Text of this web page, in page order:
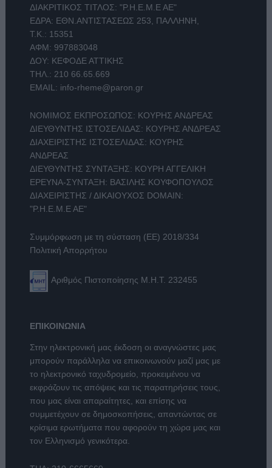
ΔΙΑΚΡΙΤΙΚΟΣ ΤΙΤΛΟΣ: "Ρ.Η.Ε.Μ.Ε ΑΕ"
ΕΔΡΑ: ΕΘΝ.ΑΝΤΙΣΤΑΣΕΩΣ 253, ΠΑΛΛΗΝΗ,
Τ.Κ.: 15351
ΑΦΜ: 997883048
ΔΟΥ: ΚΕΦΟΔΕ ΑΤΤΙΚΗΣ
ΤΗΛ.: 210 66.65.669
EMAIL: info-rheme@paron.gr
ΝΟΜΙΜΟΣ ΕΚΠΡΟΣΩΠΟΣ: ΚΟΥΡΗΣ ΑΝΔΡΕΑΣ
ΔΙΕΥΘΥΝΤΗΣ ΙΣΤΟΣΕΛΙΔΑΣ: ΚΟΥΡΗΣ ΑΝΔΡΕΑΣ
ΔΙΑΧΕΙΡΙΣΤΗΣ ΙΣΤΟΣΕΛΙΔΑΣ: ΚΟΥΡΗΣ
ΑΝΔΡΕΑΣ
ΔΙΕΥΘΥΝΤΗΣ ΣΥΝΤΑΞΗΣ: ΚΟΥΡΗ ΑΓΓΕΛΙΚΗ
ΕΡΕΥΝΑ-ΣΥΝΤΑΞΗ: ΒΑΣΙΛΗΣ ΚΟΥΦΟΠΟΥΛΟΣ
ΔΙΑΧΕΙΡΙΣΤΗΣ / ΔΙΚΑΙΟΥΧΟΣ DOMAIN:
"Ρ.Η.Ε.Μ.Ε ΑΕ"
Συμμόρφωση με τη σύσταση (ΕΕ) 2018/334
Πολιτική Απορρήτου
Αριθμός Πιστοποίησης Μ.Η.Τ. 232455
ΕΠΙΚΟΙΝΩΝΙΑ
Στην ηλεκτρονική μας έκδοση οι αναγνώστες μας
μπορούν παράλληλα να επικοινωνούν μαζί μας με
το ηλεκτρονικό ταχυδρομείο, προκειμένου να
εκφράζουν τις απόψεις και τις παρατηρήσεις τους,
που μας είναι απαραίτητες, και επίσης να
συμμετέχουν σε δημοσκοπήσεις, απαντώντας σε
κρίσιμα ερωτήματα που αφορούν τη χώρα μας και
τον Ελληνισμό γενικότερα.